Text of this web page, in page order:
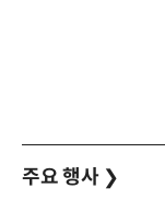
주요 행사 ❯